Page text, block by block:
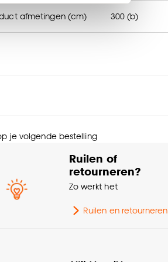
om alleen de
wel of niet te
afmetingen (cm) 300 (b)
doek
stof
Dubbel plissé
je volgende bestelling
Ruilen of
retourneren?
Zo werkt het
Ruilen en retourneren